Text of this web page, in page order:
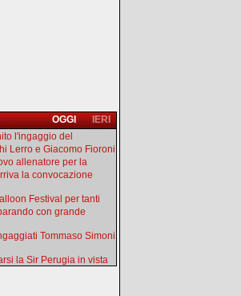
IERI
OGGI
l'ingaggio del
Lerro e Giacomo Fioroni
allenatore per la
la convocazione
Festival per tanti
con grande
Tommaso Simoni
la Sir Perugia in vista